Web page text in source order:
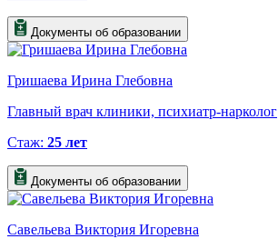
Документы об образовании
Гришаева Ирина Глебовна
Главный врач клиники, психиатр-нарколог
Стаж: 25 лет
Документы об образовании
Савельева Виктория Игоревна